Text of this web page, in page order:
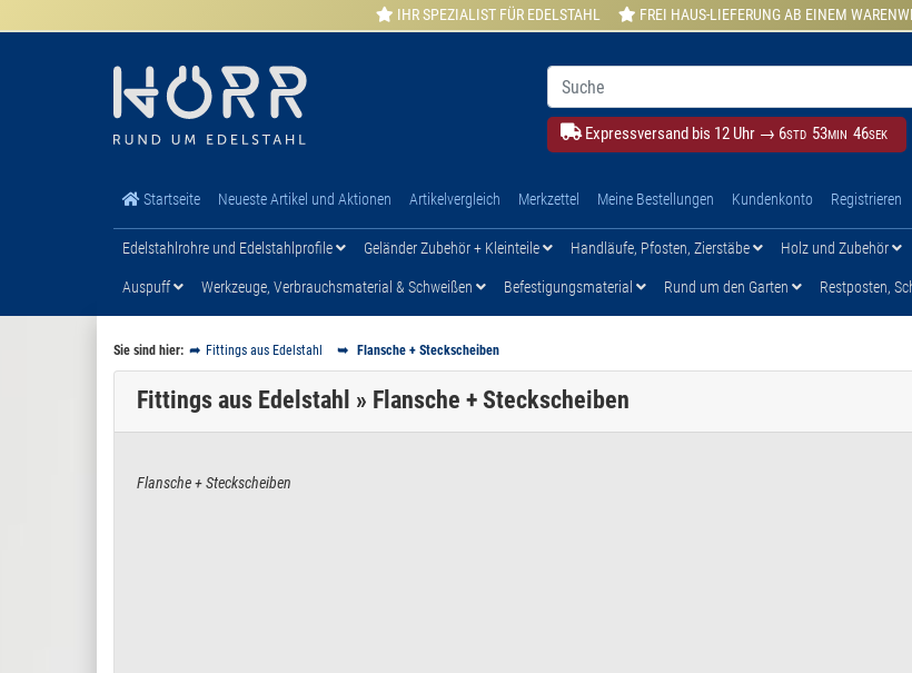
IHR SPEZIALIST FÜR EDELSTAHL FREI HAUS-LIEFERUNG AB EINEM
Expressversand bis 12 Uhr → 6STD 53MIN 45SEK
Startseite Neueste Artikel und Aktionen Artikelvergleich Merkzettel Meine Bestellungen Kundenkonto Registrieren
Edelstahlrohre und Edelstahlprofile Geländer Zubehör + Kleinteile Handläufe, Pfosten, Zierstäbe Holz und Zubehör
Auspuff Werkzeuge, Verbrauchsmaterial & Schweißen Befestigungsmaterial Rund um den Garten Restposten,
Sie sind hier: Fittings aus Edelstahl Flansche + Steckscheiben
Fittings aus Edelstahl » Flansche + Steckscheiben
Flansche + Steckscheiben